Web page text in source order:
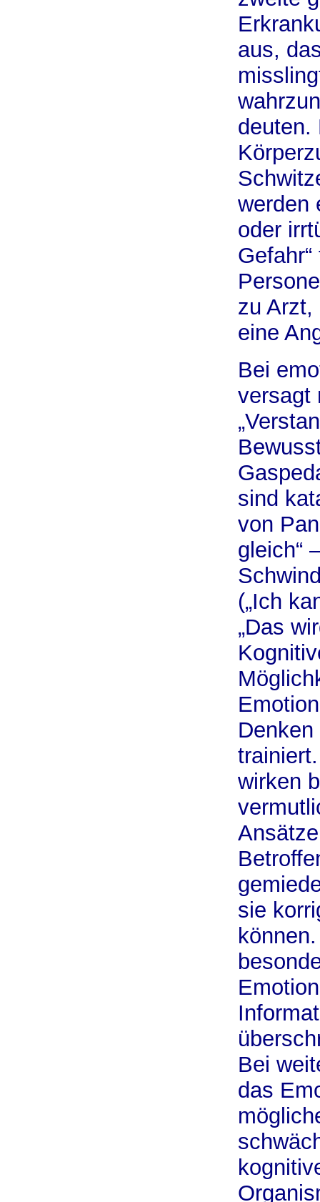
aus,
deuten.
werden
oder
zu Arzt,
eine
Bei
versagt
sind
von
gleich“
(„Ich
„Das
wirken
sie
Bei
das